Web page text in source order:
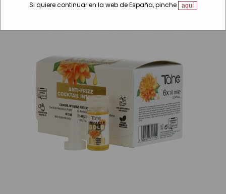
Si quiere continuar en la web de España, pinche aquí